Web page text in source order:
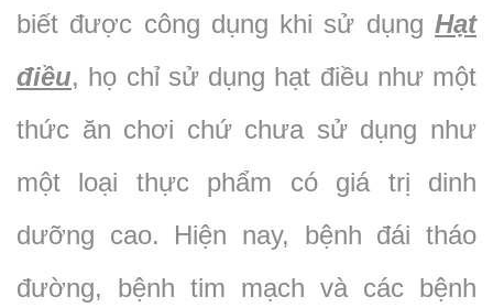
biết được công dụng khi sử dụng Hạt
điều, họ chỉ sử dụng hạt điều như một
thức ăn chơi chứ chưa sử dụng như
một loại thực phẩm có giá trị dinh
dưỡng cao. Hiện nay, bệnh đái tháo
đường, bệnh tim mạch và các bệnh